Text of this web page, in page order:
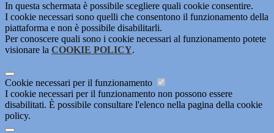
In questa schermata è possibile scegliere quali cookie consentire.
I cookie necessari sono quelli che consentono il funzionamento della
piattaforma e non è possibile disabilitarli.
Per conoscere quali sono i cookie necessari al funzionamento potete
visionare la COOKIE POLICY.
Cookie necessari per il funzionamento
I cookie necessari per il funzionamento non possono essere
disabilitati. È possibile consultare l'elenco nella pagina della cookie
policy.